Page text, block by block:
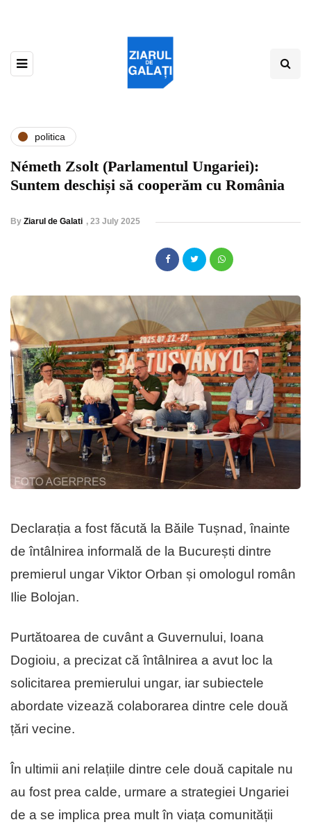
politica
Németh Zsolt (Parlamentul Ungariei):
Suntem deschiși să cooperăm cu România
By Ziarul de Galati , 23 July 2025
Declarația a fost făcută la Băile Tușnad, înainte
de întâlnirea informală de la București dintre
premierul ungar Viktor Orban și omologul român
Ilie Bolojan.
Purtătoarea de cuvânt a Guvernului, Ioana
Dogioiu, a precizat că întâlnirea a avut loc la
solicitarea premierului ungar, iar subiectele
abordate vizează colaborarea dintre cele două
țări vecine.
În ultimii ani relațiile dintre cele două capitale nu
au fost prea calde, urmare a strategiei Ungariei
de a se implica prea mult în viața comunității